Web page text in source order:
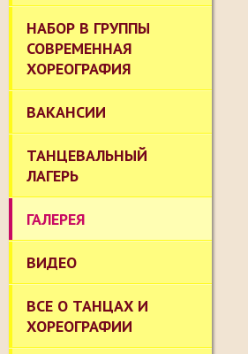
НАБОР В ГРУППЫ
СОВРЕМЕННАЯ
ХОРЕОГРАФИЯ
ВАКАНСИИ
ТАНЦЕВАЛЬНЫЙ
ЛАГЕРЬ
ГАЛЕРЕЯ
ВИДЕО
ВСЕ О ТАНЦАХ И
ХОРЕОГРАФИИ